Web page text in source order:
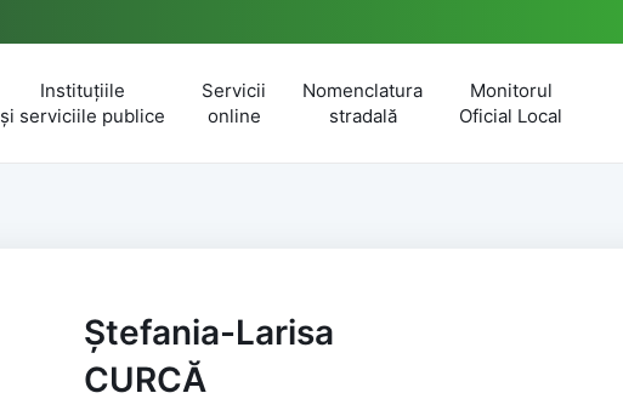
Instituțiile
și serviciile publice
Servicii
online
Nomenclatura
stradală
Monitorul
Oficial Local
Ștefania-Larisa
CURCĂ